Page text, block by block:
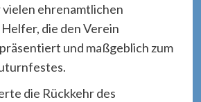
ehrenamtlichen
die den Verein
und maßgeblich zum
die Rückkehr des